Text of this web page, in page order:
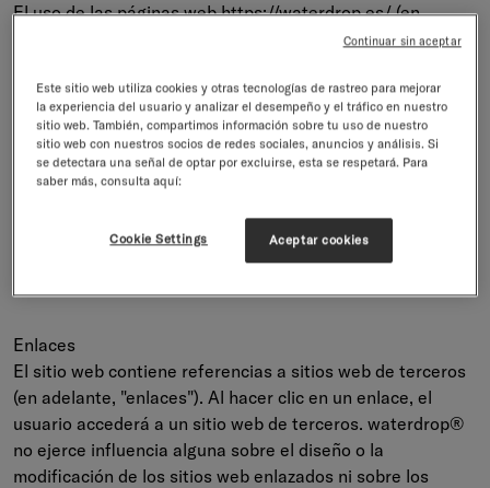
El uso de las páginas web https://waterdrop.es/ (en
adelante, el "Sitio web") está permitido únicamente con
podrán ser complementadas, modificadas o sustituidas en
casos concretos por otras condiciones, por ejemplo, para
la adquisición de productos o servicios.
Se entenderá que la forma masculina aquí utilizada
legibilidad no se utilizan ambas formas sino que la forma
utilizada debe entenderse como neutra en cuanto al
Enlaces
El sitio web contiene referencias a sitios web de terceros
(en adelante, "enlaces"). Al hacer clic en un enlace, el
usuario accederá a un sitio web de terceros. waterdrop®
no ejerce influencia alguna sobre el diseño o la
modificación de los sitios web enlazados ni sobre los
Este sitio web utiliza cookies y otras tecnologías de rastreo para mejorar
la experiencia del usuario y analizar el desempeño y el tráfico en nuestro
sitio web. También, compartimos información sobre tu uso de nuestro
sitio web con nuestros socios de redes sociales, anuncios y análisis. Si
se detectara una señal de optar por excluirse, esta se respetará. Para
saber más, consulta aquí:
Aceptar cookies
Cookie Settings
Continuar sin aceptar